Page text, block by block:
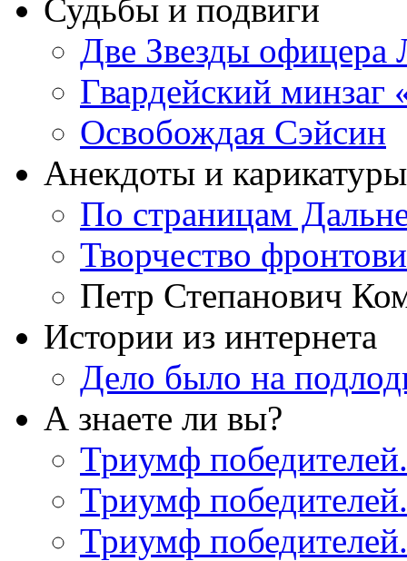
Судьбы и подвиги
Две Звезды офицера
Гвардейский минзаг
Освобождая Сэйсин
Анекдоты и карикатуры
По страницам
Творчество
Петр Степанович
Истории из интернета
Дело было на
А знаете ли вы?
Триумф
Триумф
Триумф